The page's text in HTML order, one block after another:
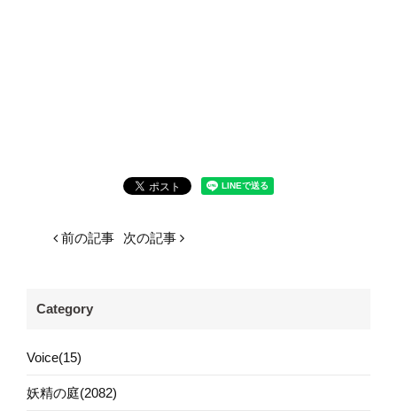
前の記事 次の記事
Category
Voice(15)
妖精の庭(2082)